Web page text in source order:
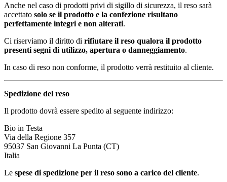
Anche nel caso di prodotti privi di sigillo di sicurezza, il reso sarà
accettato solo se il prodotto e la confezione risultano
perfettamente integri e non alterati.
Ci riserviamo il diritto di rifiutare il reso qualora il prodotto
presenti segni di utilizzo, apertura o danneggiamento.
In caso di reso non conforme, il prodotto verrà restituito al cliente.
Spedizione del reso
Il prodotto dovrà essere spedito al seguente indirizzo:
Bio in Testa
Via della Regione 357
95037 San Giovanni La Punta (CT)
Italia
Le spese di spedizione per il reso sono a carico del cliente.